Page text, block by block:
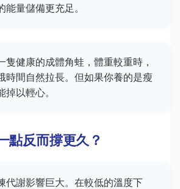
量儲備更充足。
隻健康的成體角蛙，體重較重時，
時間自然拉長。但如果你養的是瘦
以輕心。
點反而撐更久？
代謝影響巨大。在較低的溫度下